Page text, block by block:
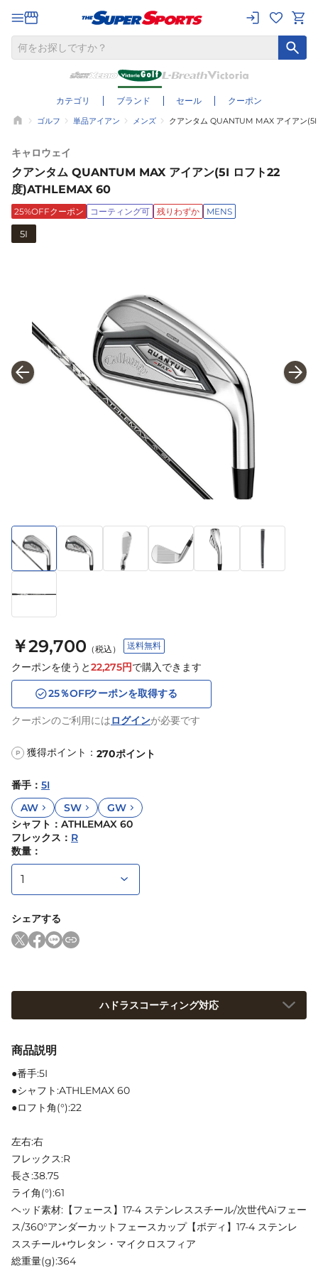
カテゴリ ブランド セール クーポン
ゴルフ 単品アイアン メンズ クアンタム QUANTUM MAX アイアン
キャロウェイ
クアンタム QUANTUM MAX アイアン(5I ロフト22
度)ATHLEMAX 60
25%OFFクーポン コーティング可 残りわずか MENS
5I
￥29,700 （税込） 送料無料
クーポンを使うと22,275円で購入できます
25％OFFクーポンを取得する
クーポンのご利用にはログインが必要です
P 獲得ポイント： 270ポイント
番手 ： 5I
AW
SW
GW
シャフト ： ATHLEMAX 60
フレックス ： R
数量：
シェアする
ハドラスコーティング対応
商品説明
●番手:5I
●シャフト:ATHLEMAX 60
●ロフト角(°):22
左右:右
フレックス:R
長さ:38.75
ライ角(°):61
ヘッド素材:【フェース】17-4 ステンレススチール/次世代Aiフェー
ス/360°アンダーカットフェースカップ【ボディ】17-4 ステンレ
ススチール+ウレタン・マイクロスフィア
総重量(g):364